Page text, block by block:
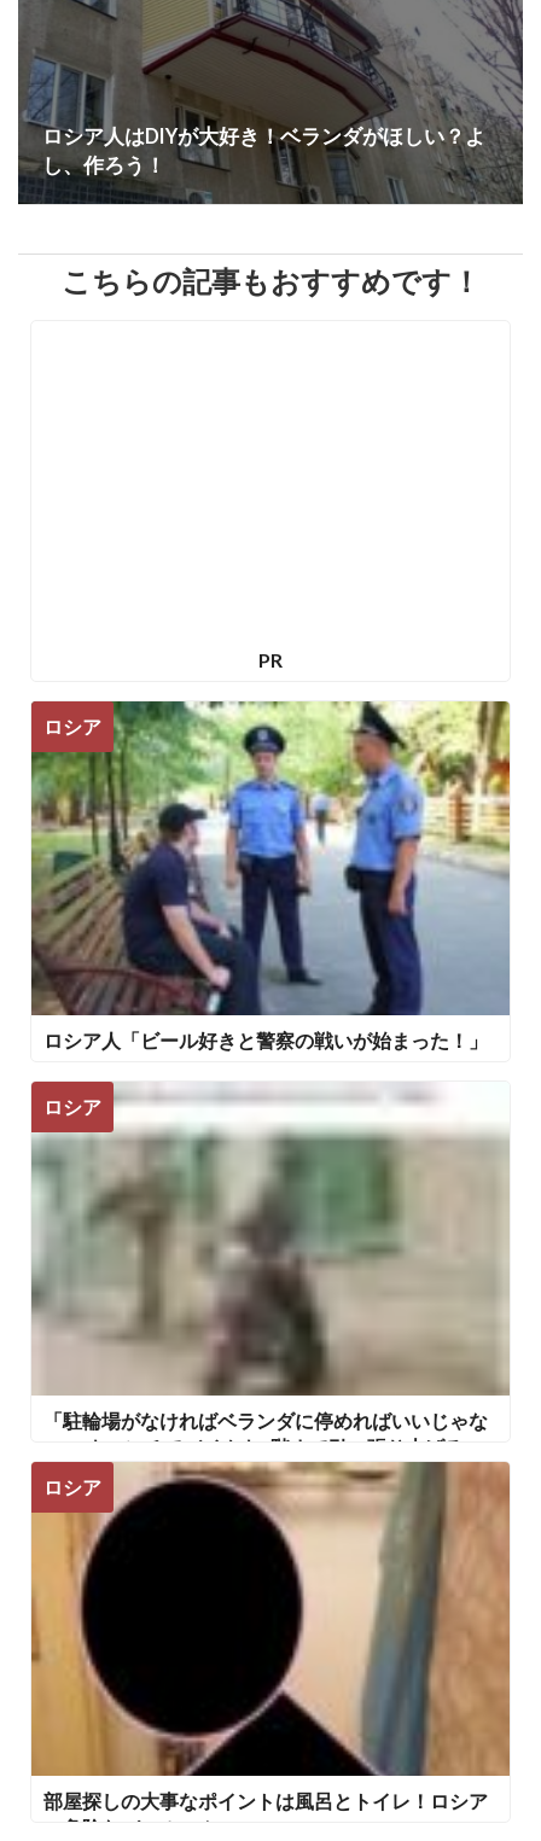
ロシア人はDIYが大好き！ベランダがほしい？よ
し、作ろう！
こちらの記事もおすすめです！
PR
ロシア
ロシア人「ビール好きと警察の戦いが始まった！」
ロシア
「駐輪場がなければベランダに停めればいいじゃな
い」 ウィンチでバイクを3階まで引っ張り上げるロ
ロシア
部屋探しの大事なポイントは風呂とトイレ！ロシア
の危険なバスルーム